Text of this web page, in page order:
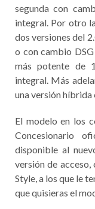
segunda con
integral. Por otro
dos versiones del
o con cambio
más potente de
integral. Más
una versión híbrida
El modelo en los
Concesionario
disponible al
versión de
Style, a los que le
que quisieras el